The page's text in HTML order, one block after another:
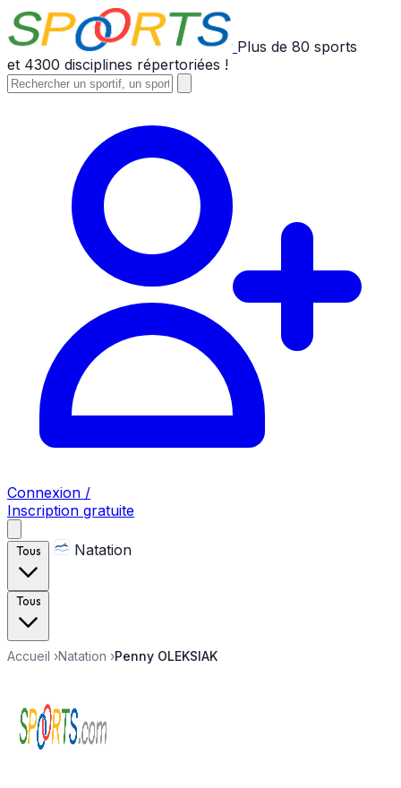
Plus de 80 sports
et 4300 disciplines répertoriées !
Connexion /
Inscription gratuite
Tous Natation
Tous
Accueil ›Natation ›Penny OLEKSIAK